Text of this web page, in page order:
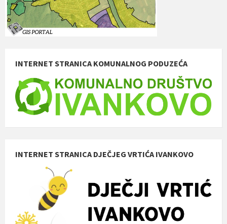
INTERNET STRANICA KOMUNALNOG PODUZEĆA
INTERNET STRANICA DJEČJEG VRTIĆA IVANKOVO